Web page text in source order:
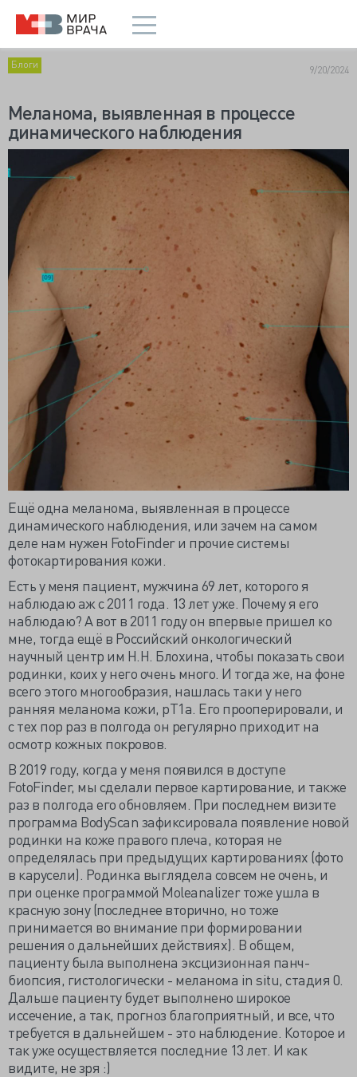
Блоги 9/20/2024
Меланома, выявленная в процессе
динамического наблюдения
Ещё одна меланома, выявленная в процессе
динамического наблюдения, или зачем на самом
деле нам нужен FotoFinder и прочие системы
фотокартирования кожи.
Есть у меня пациент, мужчина 69 лет, которого я
наблюдаю аж с 2011 года. 13 лет уже. Почему я его
наблюдаю? А вот в 2011 году он впервые пришел ко
мне, тогда ещё в Российский онкологический
научный центр им Н.Н. Блохина, чтобы показать свои
родинки, коих у него очень много. И тогда же, на фоне
всего этого многообразия, нашлась таки у него
ранняя меланома кожи, pT1a. Его прооперировали, и
с тех пор раз в полгода он регулярно приходит на
осмотр кожных покровов.
В 2019 году, когда у меня появился в доступе
FotoFinder, мы сделали первое картирование, и также
раз в полгода его обновляем. При последнем визите
программа BodyScan зафиксировала появление новой
родинки на коже правого плеча, которая не
определялась при предыдущих картированиях (фото
в карусели). Родинка выглядела совсем не очень, и
при оценке программой Moleanalizer тоже ушла в
красную зону (последнее вторично, но тоже
принимается во внимание при формировании
решения о дальнейших действиях). В общем,
пациенту была выполнена эксцизионная панч-
биопсия, гистологически - меланома in situ, стадия 0.
Дальше пациенту будет выполнено широкое
иссечение, а так, прогноз благоприятный, и все, что
требуется в дальнейшем - это наблюдение. Которое и
так уже осуществляется последние 13 лет. И как
видите, не зря :)